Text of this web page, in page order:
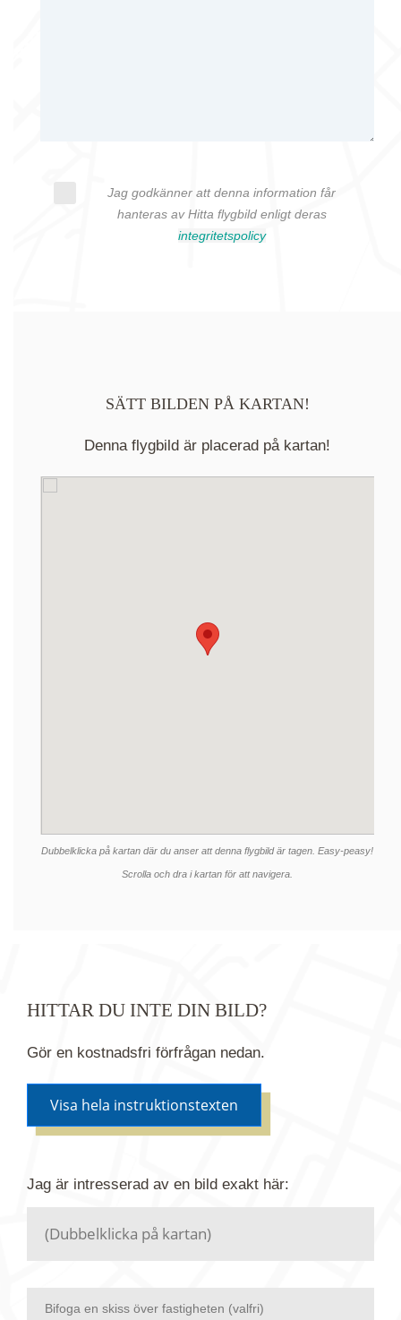
Jag godkänner att denna information får
hanteras av Hitta flygbild enligt deras
integritetspolicy
SÄTT BILDEN PÅ KARTAN!
Denna flygbild är placerad på kartan!
Dubbelklicka på kartan där du anser att denna flygbild är tagen. Easy-peasy!
Scrolla och dra i kartan för att navigera.
HITTAR DU INTE DIN BILD?
Gör en kostnadsfri förfrågan nedan.
Visa hela instruktionstexten
förfrågan. Vi har flera miljoner bilder i vårt arkiv
Jag är intresserad av en bild exakt här:
Bifoga en skiss över fastigheten (valfri)